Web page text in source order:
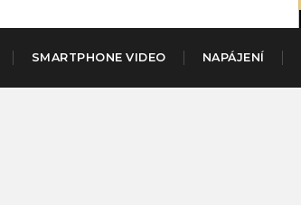
SMARTPHONE VIDEO NAPÁJENÍ